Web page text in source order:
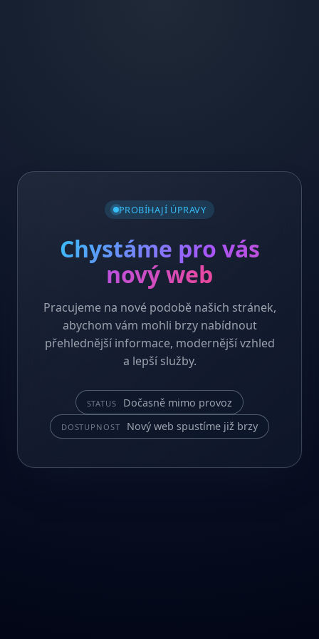
PROBÍHAJÍ ÚPRAVY
Chystáme pro vás
nový web
Pracujeme na nové podobě našich stránek,
abychom vám mohli brzy nabídnout
přehlednější informace, modernější vzhled
a lepší služby.
STATUS Dočasně mimo provoz
DOSTUPNOST Nový web spustíme již brzy